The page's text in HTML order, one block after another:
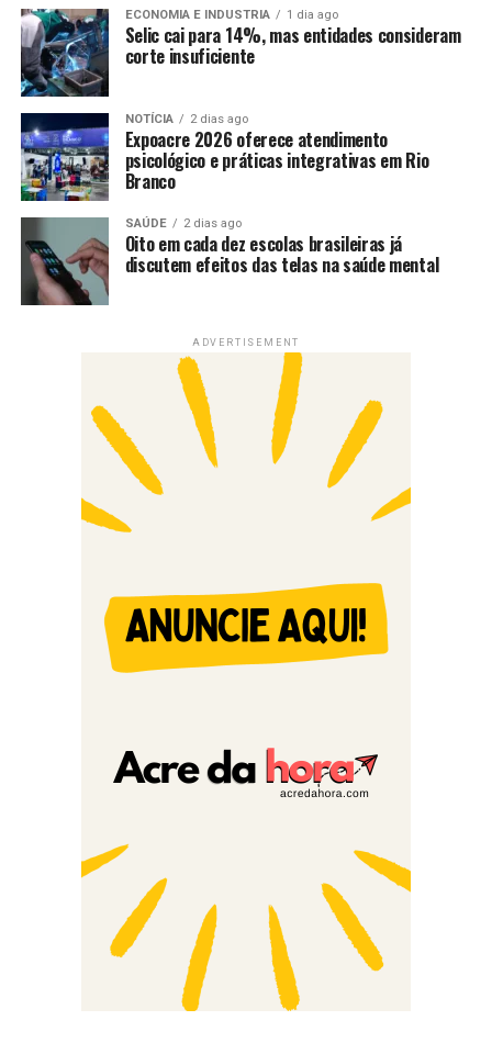
ECONOMIA E INDUSTRIA 1 dia ago
Selic cai para 14%, mas entidades consideram
corte insuficiente
NOTÍCIA 2 dias ago
Expoacre 2026 oferece atendimento
psicológico e práticas integrativas em Rio
Branco
SAÚDE 2 dias ago
Oito em cada dez escolas brasileiras já
discutem efeitos das telas na saúde mental
ADVERTISEMENT